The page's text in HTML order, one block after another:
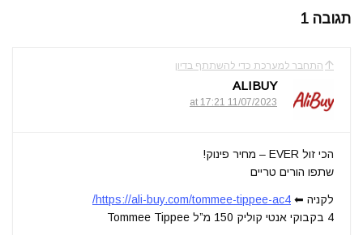
תגובה 1
התחבר למערכת כדי להשתתף בדיון
ALIBUY
11/07/2023 at 17:21
הכי זול EVER – מחיר פינוק!
שתפו הורים טריים
לקניה ⬅ https://ali-buy.com/tommee-tippee-ac4/
4 בקבוקי אנטי קוליק 150 מ”ל Tommee Tippee